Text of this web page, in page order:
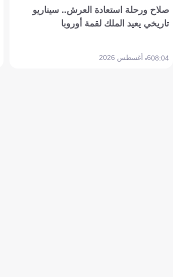
صلاح ورحلة استعادة العرش.. سيناريو
تاريخي يعيد الملك لقمة أوروبا
08:046 أغسطس 2026